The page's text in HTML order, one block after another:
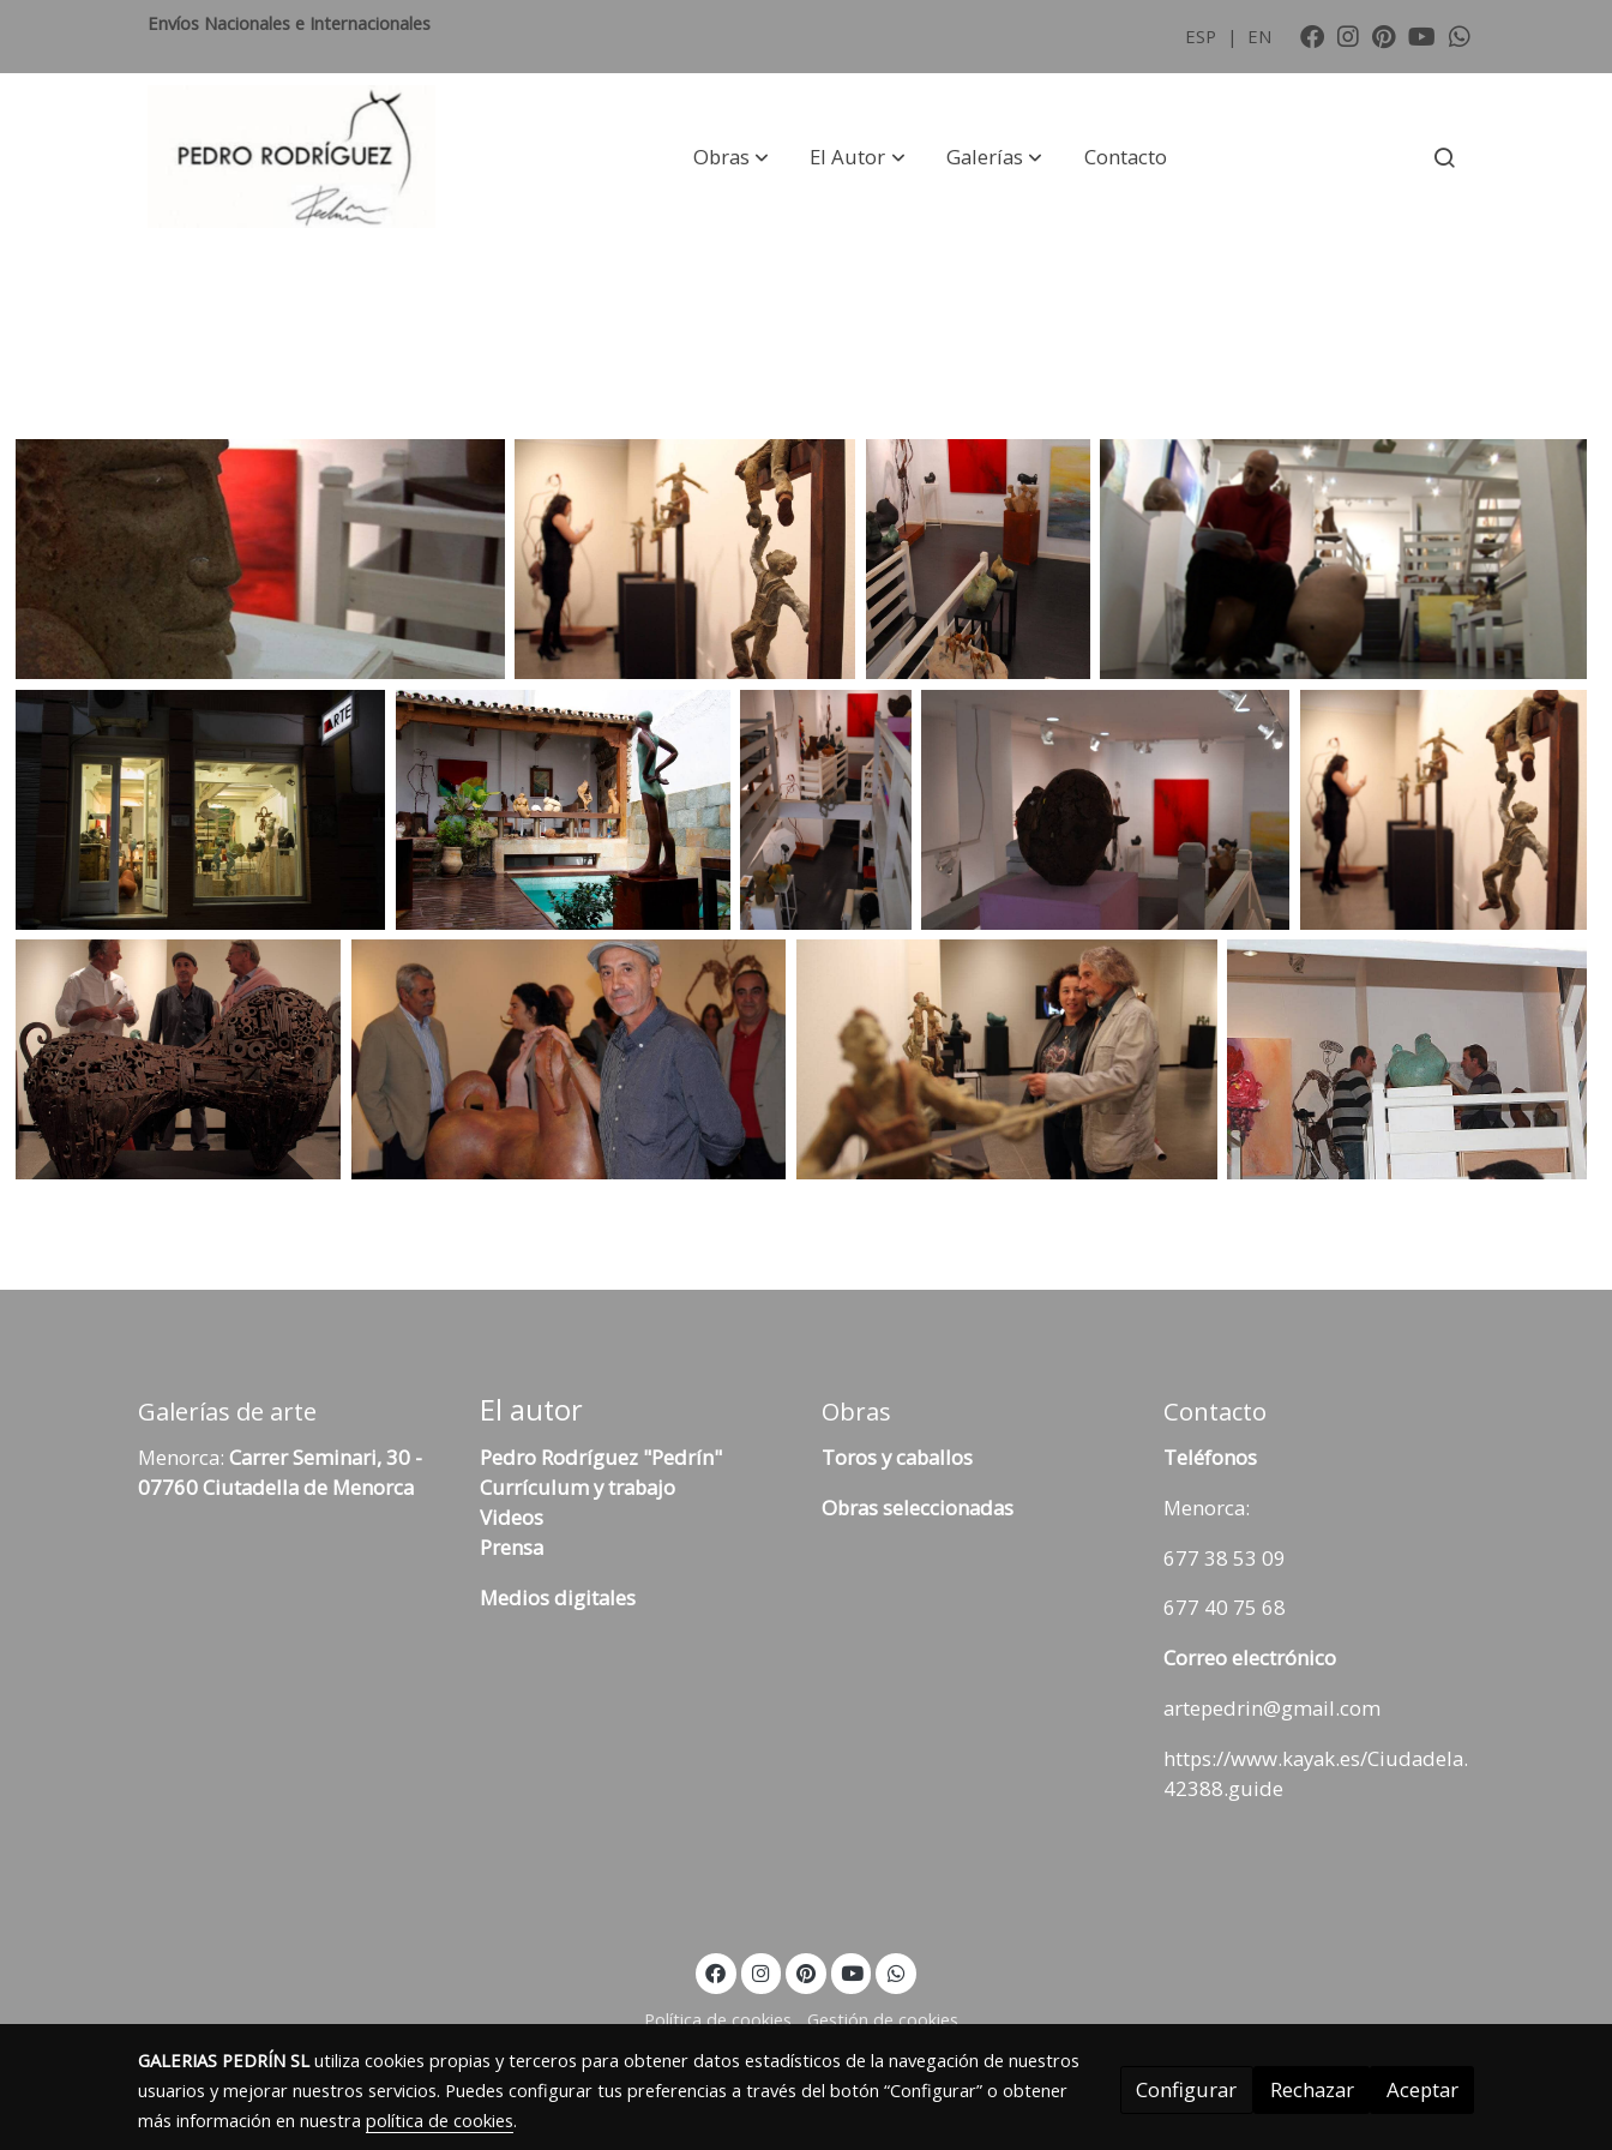
Envíos Nacionales e Internacionales
ESP | EN
Obras El Autor Galerías Contacto
Galerías de arte
Menorca: Carrer Seminari, 30 -
07760 Ciutadella de Menorca
El autor
Pedro Rodríguez "Pedrín"
Currículum y trabajo
Videos
Prensa
Medios digitales
Obras
Toros y caballos
Obras seleccionadas
Contacto
Teléfonos
Menorca:
677 38 53 09
677 40 75 68
Correo electrónico
artepedrin@gmail.com
https://www.kayak.es/Ciudadela.
42388.guide
Política de cookies
Gestión de cookies
GALERIAS PEDRÍN SLutiliza cookies propias y terceros para obtener datos estadísticos de la navegación de nuestros
usuarios y mejorar nuestros servicios. Puedes configurar tus preferencias a través del botón “Configurar” o obtener
más información en nuestra política de cookies.
Configurar Rechazar Aceptar